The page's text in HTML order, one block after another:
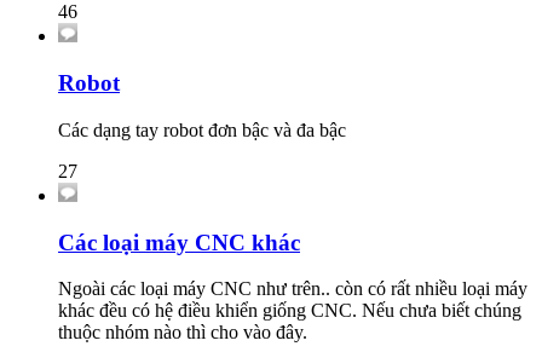
46
Robot
Các dạng tay robot đơn bậc và đa bậc
27
Các loại máy CNC khác
Ngoài các loại máy CNC như trên.. còn có rất nhiều loại máy
khác đều có hệ điều khiển giống CNC. Nếu chưa biết chúng
thuộc nhóm nào thì cho vào đây.